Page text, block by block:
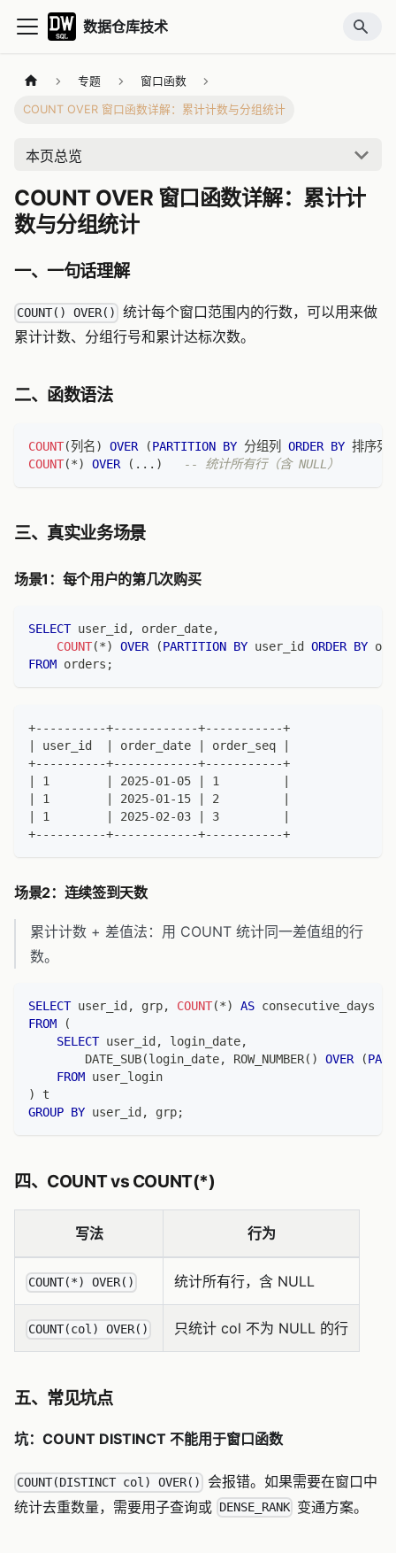
数据仓库技术
专题 窗口函数
COUNT OVER 窗口函数详解：累计计数与分组统计
本页总览
COUNT OVER 窗口函数详解：累计计
数与分组统计
一、一句话理解
COUNT() OVER()
统计每个窗口范围内的行数，可以用来做
累计计数、分组行号和累计达标次数。
二、函数语法
COUNT(列名) OVER (PARTITION BY 分组列 ORDER BY 排序列
COUNT(*) OVER ( . . . ) -- 统计所有行（含 NULL）
三、真实业务场景
场景1：每个用户的第几次购买
SELECT user_id , order_date,
COUNT(*) OVER (PARTITION BY user_id ORDER BY
FROM orders ;
+----------+------------+-----------+
| user_id  | order_date | order_seq |
+----------+------------+-----------+
| 1        | 2025-01-05 | 1         |
| 1        | 2025-01-15 | 2         |
| 1        | 2025-02-03 | 3         |
+----------+------------+-----------+
场景2：连续签到天数
累计计数 + 差值法：用 COUNT 统计同一差值组的行
数。
SELECT user_id , grp, COUNT(*) AS consecutive_days
FROM
(
SELECT user_id , login_date,
        DATE_SUB
(login_date, ROW_NUMBER( ) OVER (
FROM user_login
)
t
GROUP BY user_id , grp;
四、COUNT vs COUNT(*)
写法 行为
COUNT(*) OVER() 统计所有行，含 NULL
COUNT(col) OVER() 只统计 col 不为 NULL 的行
五、常见坑点
坑：COUNT DISTINCT 不能用于窗口函数
COUNT(DISTINCT col) OVER()
会报错。如果需要在窗口中
统计去重数量，需要用子查询或
DENSE_RANK 变通方案。